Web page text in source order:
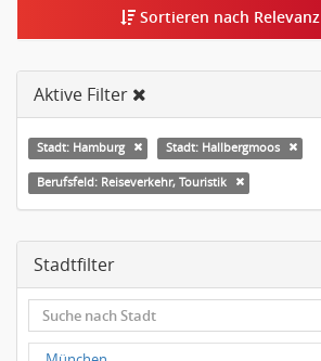
Sortieren nach Relevanz
Aktive Filter
Stadt: Hamburg Stadt: Hallbergmoos
Berufsfeld: Reiseverkehr, Touristik
Stadtfilter